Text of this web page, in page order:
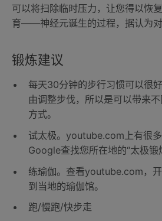
可以将扫除临时压力，让您得以恢
育——神经元诞生的过程，据认为对
锻炼建议
每天30分钟的步行习惯可以很
由调整步伐，所以是可以带来
方式。
试太极。youtube.com上有很
Google查找您所在地的“太极锻
练瑜伽。查看youtube.com，
到当地的瑜伽馆。
跑/慢跑/快步走